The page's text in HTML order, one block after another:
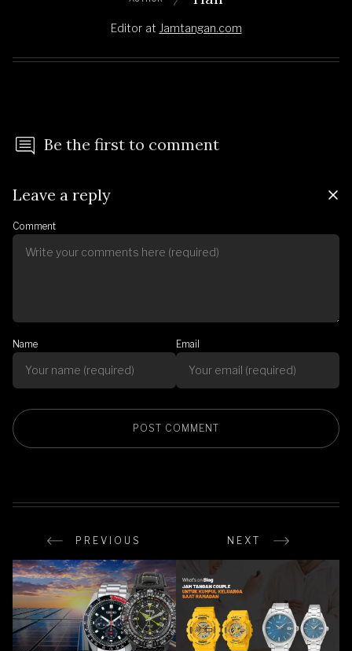
Editor at Jamtangan.com
Be the first to comment
Leave a reply
Comment
Name Email
PREVIOUS NEXT